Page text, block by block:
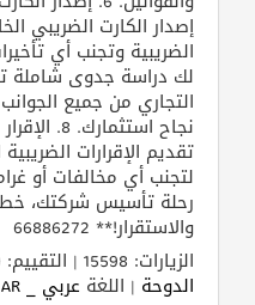
إصدار الكارت الضريبي
لك دراسة جدوى
التجاري من جميع
نجاح
تقديم الإقرارات
لتجنب أي مخالفات أو
رحلة تأسيس شركتك،
والاستقرار!** 66886272
الزيارات: 15598 | التقييم: 0 | المقيّمين: 0 | المدينة
الدوحة | اللغة عربي _ AR